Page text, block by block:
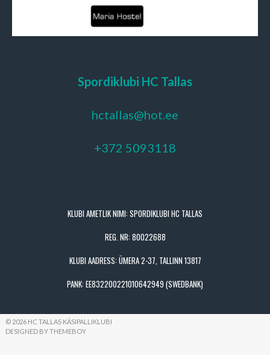
Spordiklubi HC Tallas
hctallas@hot.ee
+372 5093118
KLUBI AMETLIK NIMI: SPORDIKLUBI HC TALLAS
REG. NR: 80022688
KLUBI AADRESS: ÜMERA 2-37, TALLINN 13817
PANK: EE832200221010642949 (SWEDBANK)
© 2026 HC TALLAS KÄSIPALLIKLUBI
DESIGNED BY THEMEBOY